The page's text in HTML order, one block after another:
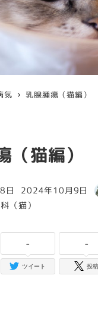
気 乳腺腫瘍（猫編）
（猫編）
日
更新日
2024年10月9日
リー
（猫）
-
ツイート
-
投稿